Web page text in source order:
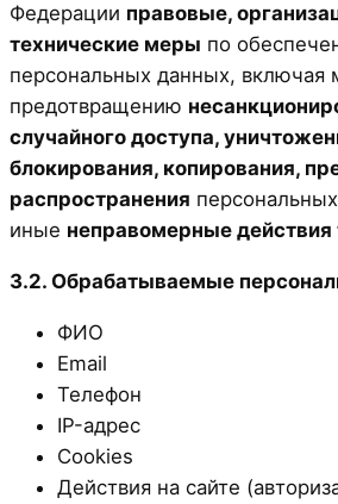
Федерации правовые,
технические меры по
персональных данных, включая
предотвращению
случайного доступа,
блокирования, копирования,
распространения
иные неправомерные действия
3.2. Обрабатываемые
ФИО
Email
Телефон
IP-адрес
Cookies
Действия на сайте